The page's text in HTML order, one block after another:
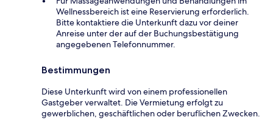
Wellnessbereich ist eine Reservierung erforderlich.
Bitte kontaktiere die Unterkunft dazu vor deiner
Anreise unter der auf der Buchungsbestätigung
angegebenen Telefonnummer.
Bestimmungen
Diese Unterkunft wird von einem professionellen
Gastgeber verwaltet. Die Vermietung erfolgt zu
gewerblichen, geschäftlichen oder beruflichen Zwecken.